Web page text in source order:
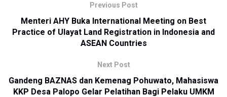
Previous Post
Menteri AHY Buka International Meeting on Best
Practice of Ulayat Land Registration in Indonesia and
ASEAN Countries
Next Post
Gandeng BAZNAS dan Kemenag Pohuwato, Mahasiswa
KKP Desa Palopo Gelar Pelatihan Bagi Pelaku UMKM